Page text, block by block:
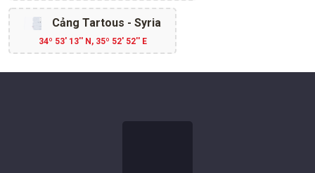
Cảng Tartous - Syria
34º 53' 13'' N, 35º 52' 52'' E